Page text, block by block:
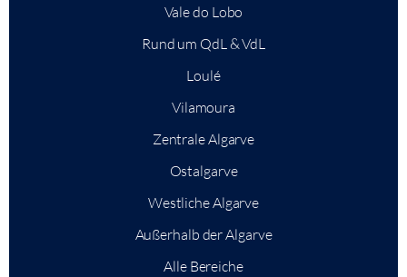
Vale do Lobo
Rund um QdL & VdL
Loulé
Vilamoura
Zentrale Algarve
Ostalgarve
Westliche Algarve
Außerhalb der Algarve
Alle Bereiche